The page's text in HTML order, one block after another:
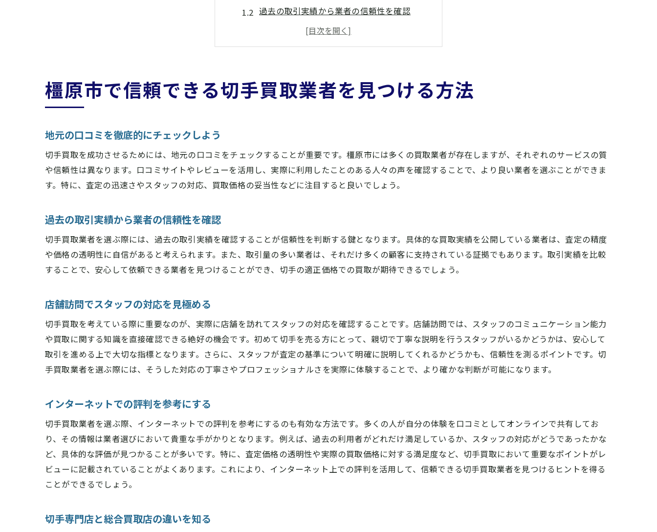
過去の取引実績から業者の信頼性を確認
店舗訪問でスタッフの対応を見極める
インターネットでの評判を参考にする
査定時のポイントを押さえておく
切手買取初心者必見橿原市での安心取引のコツ
事前に知っておくべき切手の基礎知識
買取査定の基本的な流れと注意点
取引前に必要な準備と心構え
地域の評判が高い店舗をピックアップ
口コミサイトでの評価を確認する
実際の利用者の声を参考にする
口コミを活用した賢い店舗選び
奈良県橿原市で切手を高く売るためのポイント
相場を知ることで高値買取を実現
買取価格をアップするためのコツ
複数業者の査定を比較検討する
交渉術を駆使して希望価格を引き出す
地域密着の切手買取業者選びが重要な理由
地域密着型の強みとは
橿原市で信頼できる切手買取業者を見つける方法
地元の口コミを徹底的にチェックしよう
切手買取を成功させるためには、地元の口コミをチェックすることが重要です。橿原市には多くの買取業者が存在しますが、それぞれのサービスの質
や信頼性は異なります。口コミサイトやレビューを活用し、実際に利用したことのある人々の声を確認することで、より良い業者を選ぶことができま
す。特に、査定の迅速さやスタッフの対応、買取価格の妥当性などに注目すると良いでしょう。
過去の取引実績から業者の信頼性を確認
切手買取業者を選ぶ際には、過去の取引実績を確認することが信頼性を判断する鍵となります。具体的な買取実績を公開している業者は、査定の精度
や価格の透明性に自信があると考えられます。また、取引量の多い業者は、それだけ多くの顧客に支持されている証拠でもあります。取引実績を比較
することで、安心して依頼できる業者を見つけることができ、切手の適正価格での買取が期待できるでしょう。
店舗訪問でスタッフの対応を見極める
切手買取を考えている際に重要なのが、実際に店舗を訪れてスタッフの対応を確認することです。店舗訪問では、スタッフのコミュニケーション能力
や買取に関する知識を直接確認できる絶好の機会です。初めて切手を売る方にとって、親切で丁寧な説明を行うスタッフがいるかどうかは、安心して
取引を進める上で大切な指標となります。さらに、スタッフが査定の基準について明確に説明してくれるかどうかも、信頼性を測るポイントです。切
手買取業者を選ぶ際には、そうした対応の丁寧さやプロフェッショナルさを実際に体験することで、より確かな判断が可能になります。
インターネットでの評判を参考にする
切手買取業者を選ぶ際、インターネットでの評判を参考にするのも有効な方法です。多くの人が自分の体験を口コミとしてオンラインで共有してお
り、その情報は業者選びにおいて貴重な手がかりとなります。例えば、過去の利用者がどれだけ満足しているか、スタッフの対応がどうであったかな
ど、具体的な評価が見つかることが多いです。特に、査定価格の透明性や実際の買取価格に対する満足度など、切手買取において重要なポイントがレ
ビューに記載されていることがよくあります。これにより、インターネット上での評判を活用して、信頼できる切手買取業者を見つけるヒントを得る
ことができるでしょう。
切手専門店と総合買取店の違いを知る